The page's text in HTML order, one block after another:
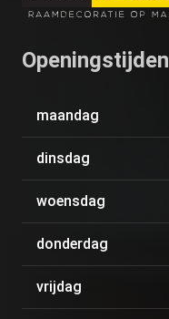
Openingstijden
maandag
dinsdag
woensdag
donderdag
vrijdag